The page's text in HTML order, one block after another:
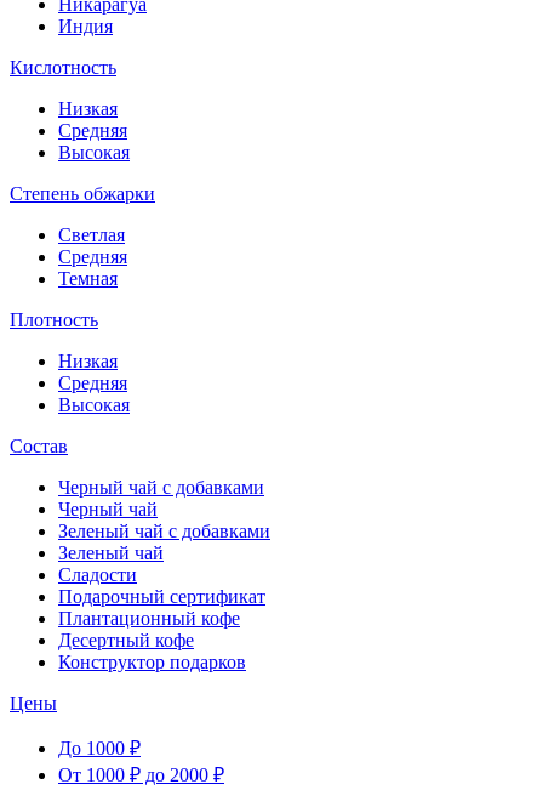
Никарагуа
Индия
Кислотность
Низкая
Средняя
Высокая
Степень обжарки
Светлая
Средняя
Темная
Плотность
Низкая
Средняя
Высокая
Состав
Черный чай с добавками
Черный чай
Зеленый чай с добавками
Зеленый чай
Сладости
Подарочный сертификат
Плантационный кофе
Десертный кофе
Конструктор подарков
Цены
До 1000 ₽
От 1000 ₽ до 2000 ₽